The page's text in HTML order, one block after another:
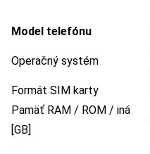
Model telefónu
Operačný systém
Formát SIM karty
Pamäť RAM / ROM / iná
[GB]